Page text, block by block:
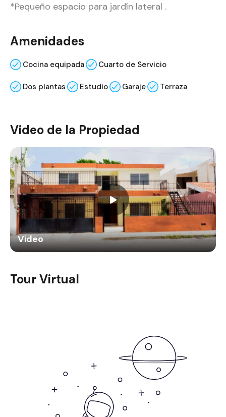
*Pequeño espacio para jardín lateral .
Amenidades
Cocina equipada Cuarto de Servicio
Dos plantas Estudio Garaje Terraza
Video de la Propiedad
Video
Tour Virtual